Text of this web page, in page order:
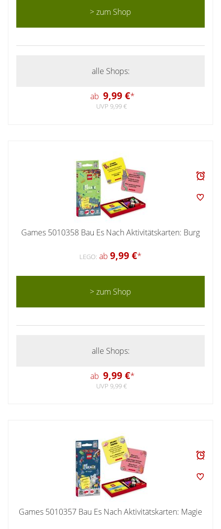
> zum Shop
alle Shops:
ab 9,99 €*
UVP 9,99 €
Games 5010358 Bau Es Nach Aktivitätskarten: Burg
LEGO: ab 9,99 €*
> zum Shop
alle Shops:
ab 9,99 €*
UVP 9,99 €
Games 5010357 Bau Es Nach Aktivitätskarten: Magie